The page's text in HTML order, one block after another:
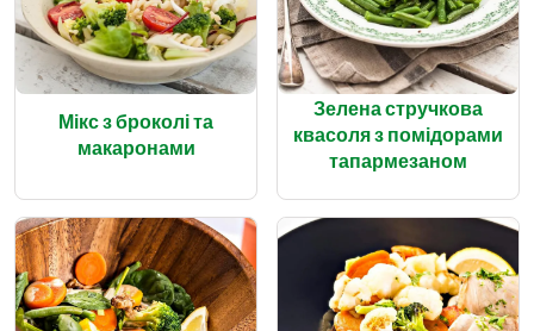
Мікс з броколі та
макаронами
Зелена стручкова
квасоля з помідорами
тапармезаном